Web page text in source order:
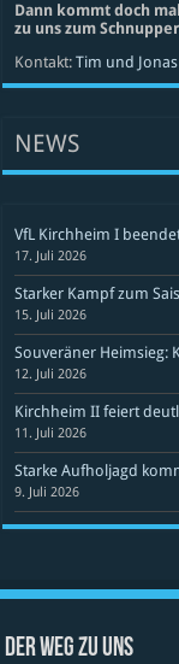
Dann kommt doch mal
zu uns zum
Kontakt:Tim und Jonas
NEWS
VfL Kirchheim I
17. Juli 2026
Starker Kampf zum
15. Juli 2026
Souveräner Heimsieg:
12. Juli 2026
Kirchheim II feiert
11. Juli 2026
Starke Aufholjagd
9. Juli 2026
Der Weg zu uns